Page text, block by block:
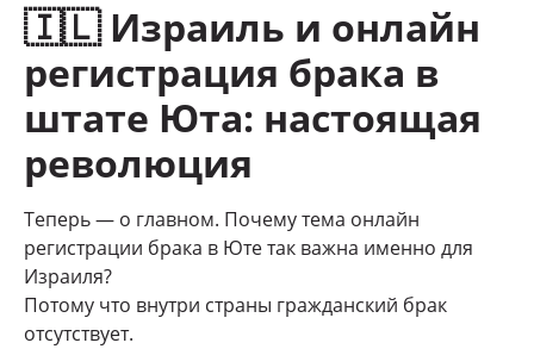
🇮🇱Израиль и онлайн
регистрация брака в
штате Юта: настоящая
революция
Теперь — о главном. Почему тема онлайн
регистрации брака в Юте так важна именно для
Израиля?
Потому что внутри страны гражданский брак
отсутствует.